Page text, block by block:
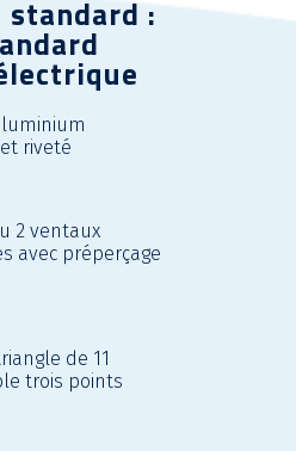
standard :
riveté
2 ventaux
avec préperçage
de 11
trois points